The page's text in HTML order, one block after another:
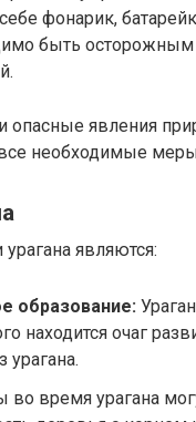
фонарик,
быть
явления
необходимые меры
являются:
образование:
находится очаг
во время урагана